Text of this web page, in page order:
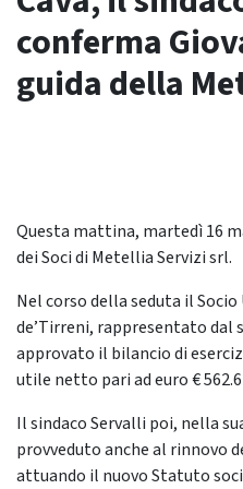
conferma
guida della
Questa mattina, martedì 16
dei Soci di Metellia Servizi srl.
Nel corso della seduta il Socio
de’Tirreni, rappresentato dal
approvato il bilancio di
utile netto pari ad euro €
Il sindaco Servalli poi, nella
provveduto anche al rinnovo
attuando il nuovo Statuto